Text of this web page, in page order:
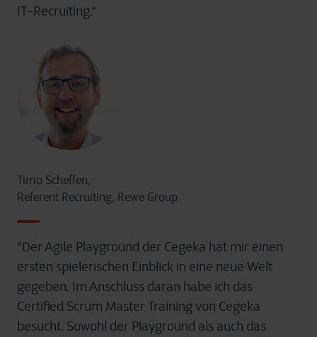
IT-Recruiting.“
Timo Scheffen,
Referent Recruiting, Rewe Group
"Der Agile Playground der Cegeka hat mir einen
ersten spielerischen Einblick in eine neue Welt
gegeben. Im Anschluss daran habe ich das
Certified Scrum Master Training von Cegeka
besucht. Sowohl der Playground als auch das